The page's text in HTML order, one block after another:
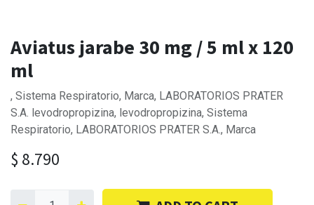
Aviatus jarabe 30 mg / 5 ml x 120
ml
, Sistema Respiratorio, Marca, LABORATORIOS PRATER
S.A. levodropropizina, levodropropizina, Sistema
Respiratorio, LABORATORIOS PRATER S.A., Marca
$ 8.790